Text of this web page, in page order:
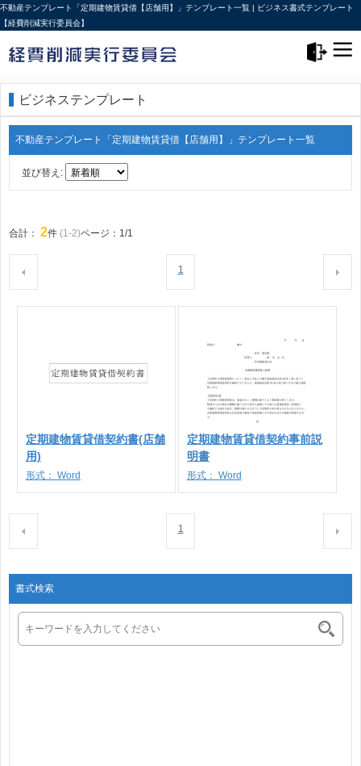
不動産テンプレート「定期建物賃貸借【店舗用】」テンプレート一覧 | ビジネス書式テンプレート
【経費削減実行委員会】
ビジネステンプレート
不動産テンプレート「定期建物賃貸借【店舗用】」テンプレート一覧
並び替え:
合計： 2件 (1-2)ページ：1/1
1
定期建物賃貸借契約書(店舗
用)
形式： Word
定期建物賃貸借契約事前説
明書
形式： Word
1
書式検索